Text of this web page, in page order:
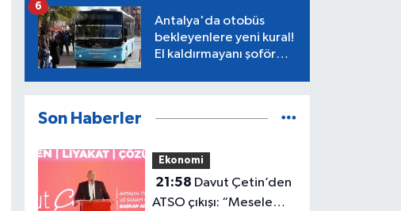
Antalya'da otobüs
bekleyenlere yeni kural!
El kaldırmayanı şoför
6
Son Haberler
Ekonomi
21:58
ATSO çıkışı: “Mesele